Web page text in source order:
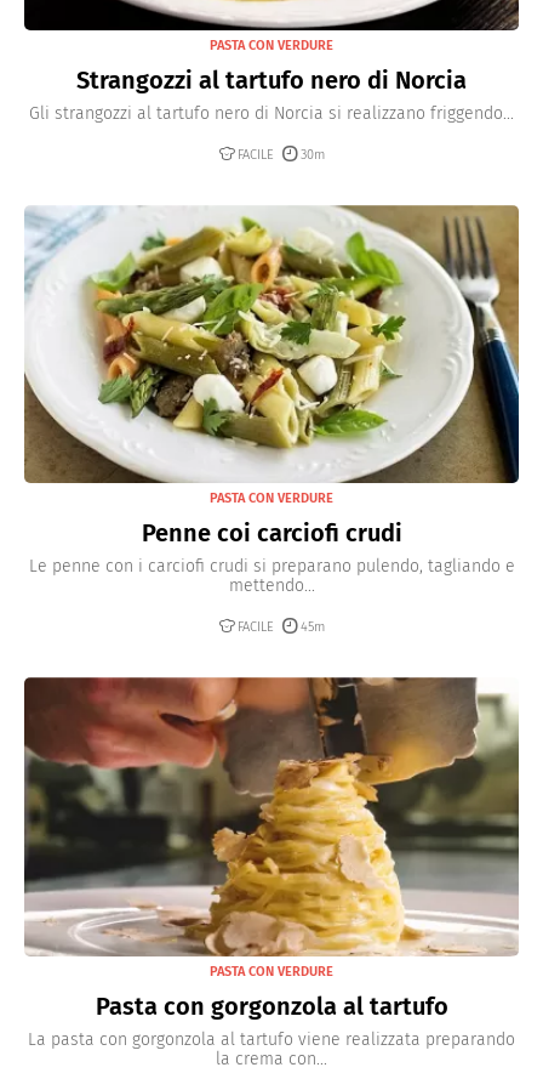
PASTA CON VERDURE
Strangozzi al tartufo nero di Norcia
Gli strangozzi al tartufo nero di Norcia si realizzano friggendo...
FACILE 30m
PASTA CON VERDURE
Penne coi carciofi crudi
Le penne con i carciofi crudi si preparano pulendo, tagliando e
mettendo...
FACILE 45m
PASTA CON VERDURE
Pasta con gorgonzola al tartufo
La pasta con gorgonzola al tartufo viene realizzata preparando
la crema con...